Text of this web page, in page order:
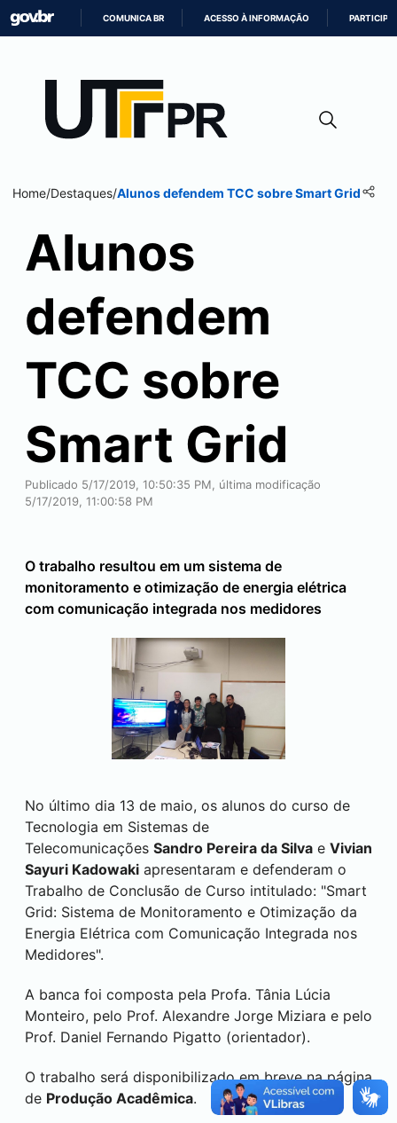
CONTEÚDO
COMUNICA BR ACESSO À INFORMAÇÃO PARTICIPE
Home/Destaques/Alunos defendem TCC sobre Smart Grid
Alunos
defendem
TCC sobre
Smart Grid
Publicado 5/17/2019, 10:50:35 PM, última modificação
5/17/2019, 11:00:58 PM
O trabalho resultou em um sistema de
monitoramento e otimização de energia elétrica
com comunicação integrada nos medidores
No último dia 13 de maio, os alunos do curso de
Tecnologia em Sistemas de
Telecomunicações Sandro Pereira da Silva e Vivian
Sayuri Kadowaki apresentaram e defenderam o
Trabalho de Conclusão de Curso intitulado: "Smart
Grid: Sistema de Monitoramento e Otimização da
Energia Elétrica com Comunicação Integrada nos
Medidores".
A banca foi composta pela Profa. Tânia Lúcia
Monteiro, pelo Prof. Alexandre Jorge Miziara e pelo
Prof. Daniel Fernando Pigatto (orientador).
O trabalho será disponibilizado em breve na página
de Produção Acadêmica.